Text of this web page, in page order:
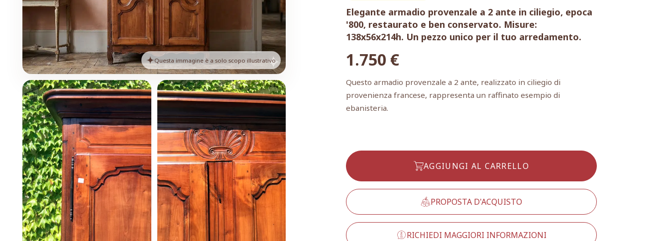
Questa immagine è a solo scopo illustrativo
Elegante armadio provenzale a 2 ante in ciliegio, epoca
'800, restaurato e ben conservato. Misure:
138x56x214h. Un pezzo unico per il tuo arredamento.
1.750 €
Questo armadio provenzale a 2 ante, realizzato in ciliegio di
provenienza francese, rappresenta un raffinato esempio di
ebanisteria.
AGGIUNGI AL CARRELLO
PROPOSTA D'ACQUISTO
RICHIEDI MAGGIORI INFORMAZIONI